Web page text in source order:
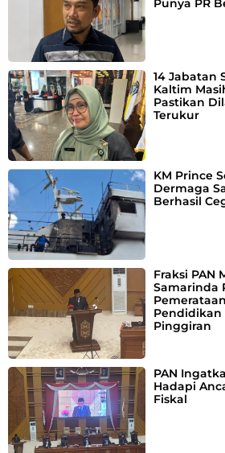
Punya PR
14 Jabatan
Kaltim
Pastikan
Terukur
KM Prince
Dermaga
Berhasil
Fraksi PAN
Samarinda
Pinggiran
PAN
Hadapi
Fiskal